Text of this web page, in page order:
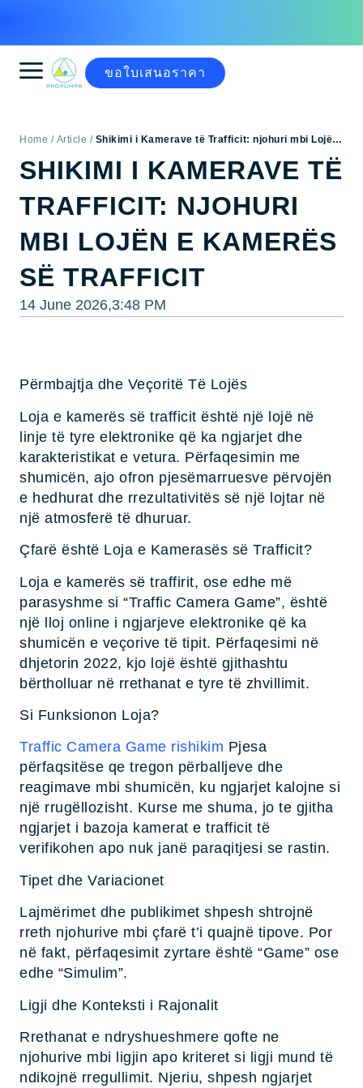
ขอใบเสนอราคา
Shikimi i Kamerave të Trafficit: njohuri mbi Lojën
SHIKIMI I KAMERAVE TË
TRAFFICIT: NJOHURI
MBI LOJËN E KAMERËS
SË TRAFFICIT
14 June 2026,3:48 PM
Përmbajtja dhe Veçoritë Të Lojës
Loja e kamerës së trafficit është një lojë në
linje të tyre elektronike që ka ngjarjet dhe
karakteristikat e vetura. Përfaqesimin me
shumicën, ajo ofron pjesëmarruesve përvojën
e hedhurat dhe rrezultativitës së një lojtar në
një atmosferë të dhuruar.
Çfarë është Loja e Kamerasës së Trafficit?
Loja e kamerës së traffirit, ose edhe më
parasyshme si “Traffic Camera Game”, është
një lloj online i ngjarjeve elektronike që ka
shumicën e veçorive të tipit. Përfaqesimi në
dhjetorin 2022, kjo lojë është gjithashtu
bërtholluar në rrethanat e tyre të zhvillimit.
Si Funksionon Loja?
Traffic Camera Game rishikim Pjesa
përfaqsitëse qe tregon përballjeve dhe
reagimave mbi shumicën, ku ngjarjet kalojne si
një rrugëllozisht. Kurse me shuma, jo te gjitha
ngjarjet i bazoja kamerat e trafficit të
verifikohen apo nuk janë paraqitjesi se rastin.
Tipet dhe Variacionet
Lajmërimet dhe publikimet shpesh shtrojnë
rreth njohurive mbi çfarë t’i quajnë tipove. Por
në fakt, përfaqesimit zyrtare është “Game” ose
edhe “Simulim”.
Ligji dhe Konteksti i Rajonalit
Rrethanat e ndryshueshmere qofte ne
njohurive mbi ligjin apo kriteret si ligji mund të
ndikojnë rregullimit. Njeriu, shpesh ngjarjet